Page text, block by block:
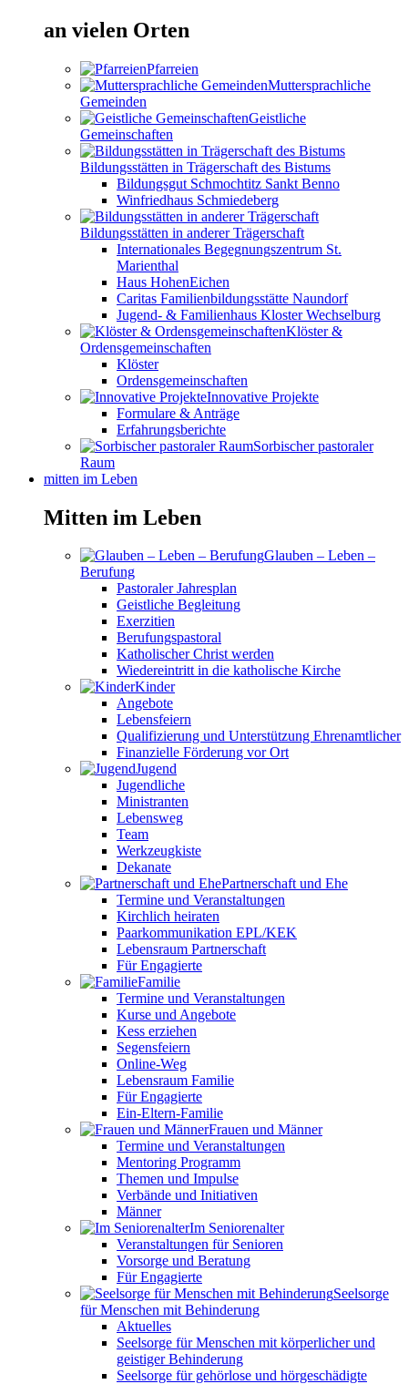
an vielen Orten
Pfarreien
Muttersprachliche
Gemeinden
Geistliche
Gemeinschaften
Bildungsstätten in Trägerschaft des Bistums
Bildungsgut Schmochtitz Sankt Benno
Winfriedhaus Schmiedeberg
Bildungsstätten in anderer Trägerschaft
Internationales Begegnungszentrum St.
Marienthal
Haus HohenEichen
Caritas Familienbildungsstätte Naundorf
Jugend- & Familienhaus Kloster Wechselburg
Klöster &
Ordensgemeinschaften
Klöster
Ordensgemeinschaften
Innovative Projekte
Formulare & Anträge
Erfahrungsberichte
Sorbischer pastoraler
Raum
mitten im Leben
Mitten im Leben
Glauben – Leben –
Berufung
Pastoraler Jahresplan
Geistliche Begleitung
Exerzitien
Berufungspastoral
Katholischer Christ werden
Wiedereintritt in die katholische Kirche
Kinder
Angebote
Lebensfeiern
Qualifizierung und Unterstützung Ehrenamtlicher
Finanzielle Förderung vor Ort
Jugend
Jugendliche
Ministranten
Lebensweg
Team
Werkzeugkiste
Dekanate
Partnerschaft und Ehe
Termine und Veranstaltungen
Kirchlich heiraten
Paarkommunikation EPL/KEK
Lebensraum Partnerschaft
Für Engagierte
Familie
Termine und Veranstaltungen
Kurse und Angebote
Kess erziehen
Segensfeiern
Online-Weg
Lebensraum Familie
Für Engagierte
Ein-Eltern-Familie
Frauen und Männer
Termine und Veranstaltungen
Mentoring Programm
Themen und Impulse
Verbände und Initiativen
Männer
Im Seniorenalter
Veranstaltungen für Senioren
Vorsorge und Beratung
Für Engagierte
Seelsorge
für Menschen mit Behinderung
Aktuelles
Seelsorge für Menschen mit körperlicher und
geistiger Behinderung
Seelsorge für gehörlose und hörgeschädigte